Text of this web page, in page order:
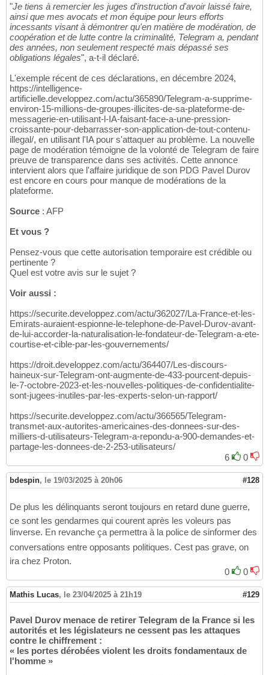
"Je tiens à remercier les juges d'instruction d'avoir laissé faire,
ainsi que mes avocats et mon équipe pour leurs efforts
incessants visant à démontrer qu'en matière de modération, de
coopération et de lutte contre la criminalité, Telegram a, pendant
des années, non seulement respecté mais dépassé ses
obligations légales", a-t-il déclaré.
L'exemple récent de ces déclarations, en décembre 2024,
https://intelligence-
artificielle.developpez.com/actu/365890/Telegram-a-supprime-
environ-15-millions-de-groupes-illicites-de-sa-plateforme-de-
messagerie-en-utilisant-l-IA-faisant-face-a-une-pression-
croissante-pour-debarrasser-son-application-de-tout-contenu-
illegal/, en utilisant l'IA pour s'attaquer au problème. La nouvelle
page de modération témoigne de la volonté de Telegram de faire
preuve de transparence dans ses activités. Cette annonce
intervient alors que l'affaire juridique de son PDG Pavel Durov
est encore en cours pour manque de modérations de la
plateforme.
Source : AFP
Et vous ?
Pensez-vous que cette autorisation temporaire est crédible ou
pertinente ?
Quel est votre avis sur le sujet ?
Voir aussi :
https://securite.developpez.com/actu/362027/La-France-et-les-
Emirats-auraient-espionne-le-telephone-de-Pavel-Durov-avant-
de-lui-accorder-la-naturalisation-le-fondateur-de-Telegram-a-ete-
courtise-et-cible-par-les-gouvernements/
https://droit.developpez.com/actu/364407/Les-discours-
haineux-sur-Telegram-ont-augmente-de-433-pourcent-depuis-
le-7-octobre-2023-et-les-nouvelles-politiques-de-confidentialite-
sont-jugees-inutiles-par-les-experts-selon-un-rapport/
https://securite.developpez.com/actu/366565/Telegram-
transmet-aux-autorites-americaines-des-donnees-sur-des-
milliers-d-utilisateurs-Telegram-a-repondu-a-900-demandes-et-
partage-les-donnees-de-2-253-utilisateurs/
6
0
bdespin, le 19/03/2025 à 20h06 #128
De plus les délinquants seront toujours en retard dune guerre,
ce sont les gendarmes qui courent après les voleurs pas
linverse. En revanche ça permettra à la police de sinformer des
conversations entre opposants politiques. Cest pas grave, on
ira chez Proton.
0
0
Mathis Lucas, le 23/04/2025 à 21h19 #129
Pavel Durov menace de retirer Telegram de la France si les
autorités et les législateurs ne cessent pas les attaques
contre le chiffrement :
« les portes dérobées violent les droits fondamentaux de
l'homme »